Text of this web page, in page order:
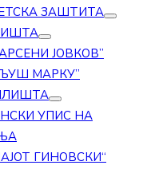
ЗАШТИТА
ЈОВКОВ”
МАРКУ”
УПИС НА
ГИНОВСКИ“